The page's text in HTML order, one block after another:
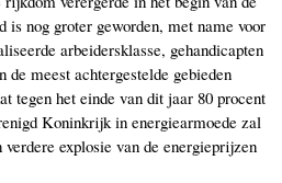
nog groter geworden, met name voor
arbeidersklasse, gehandicapten
de meest achtergestelde gebieden
tegen het einde van dit jaar 80 procent
Koninkrijk in energiearmoede zal
explosie van de energieprijzen